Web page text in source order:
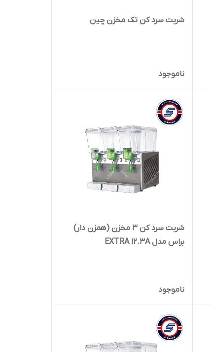
شربت سرد کن تک مخزن چین
ناموجود
شربت سرد کن 3 مخزن (همزن دار)
براس مدل EXTRA 12.3A
ناموجود